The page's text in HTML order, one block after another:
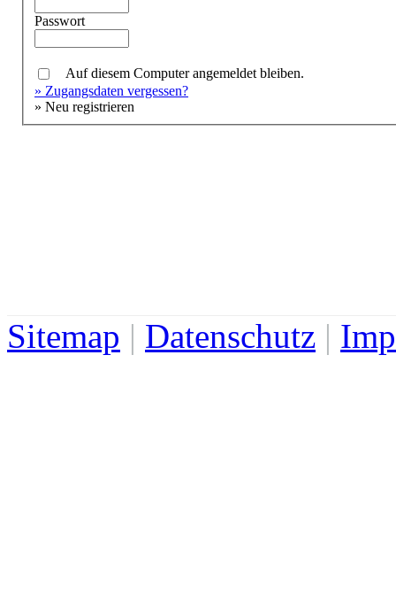
Passwort
Auf diesem Computer angemeldet bleiben.
» Zugangsdaten vergessen?
» Neu registrieren
Sitemap | Datenschutz |